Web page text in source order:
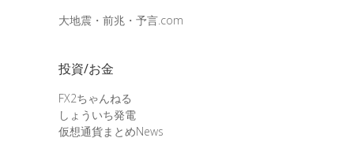
大地震・前兆・予言.com
投資/お金
FX2ちゃんねる
しょういち発電
仮想通貨まとめNews